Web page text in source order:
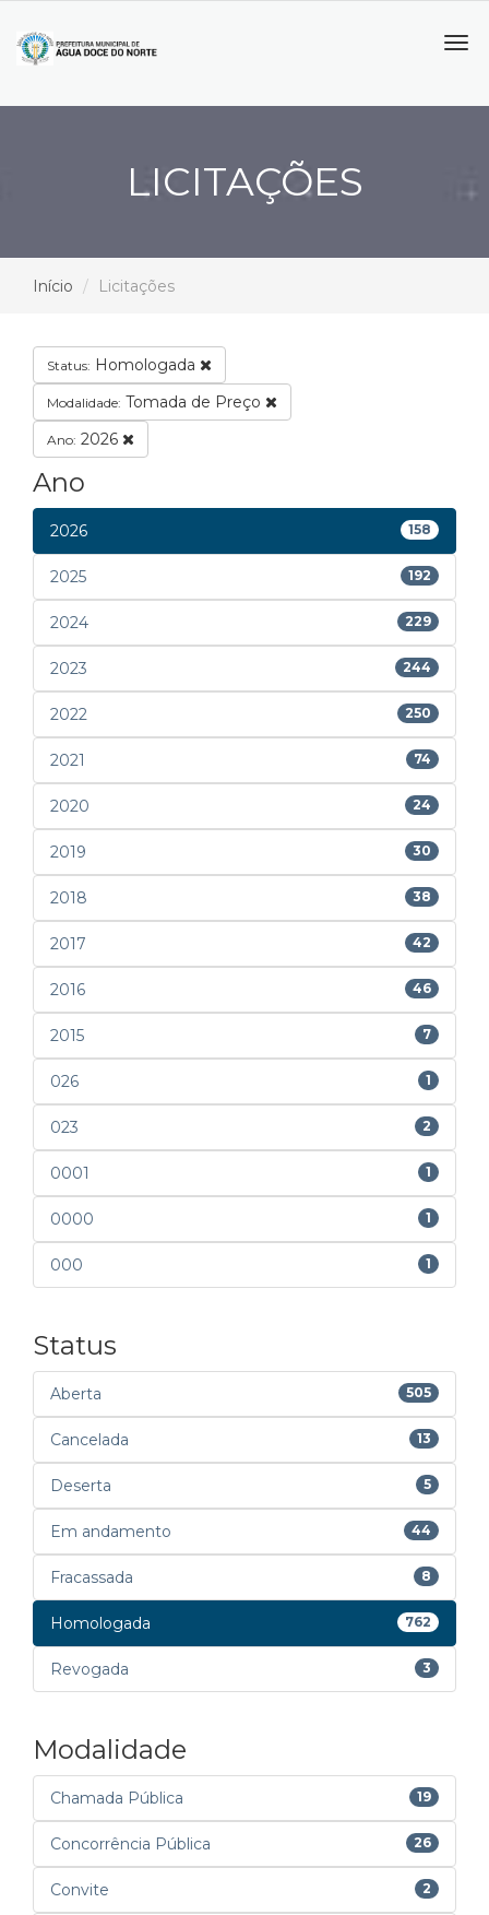
LICITAÇÕES
Início Licitações
Status: Homologada
Modalidade: Tomada de Preço
Ano: 2026
Ano
2026 158
2025 192
2024 229
2023 244
2022 250
2021 74
2020 24
2019 30
2018 38
2017 42
2016 46
2015 7
026 1
023 2
0001 1
0000 1
000 1
Status
Aberta 505
Cancelada 13
Deserta 5
Em andamento 44
Fracassada 8
Homologada 762
Revogada 3
Modalidade
Chamada Pública 19
Concorrência Pública 26
Convite 2